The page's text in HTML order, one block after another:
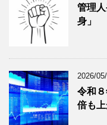
グ
記
事
を
表
示
ー
ブ
ロ
グ
記
事
を
管理
身」
2026/
令和
倍も